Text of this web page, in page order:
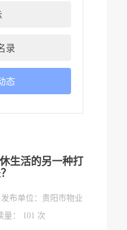
录
态
生活的另一种打
单位：贵阳市物业
101 次